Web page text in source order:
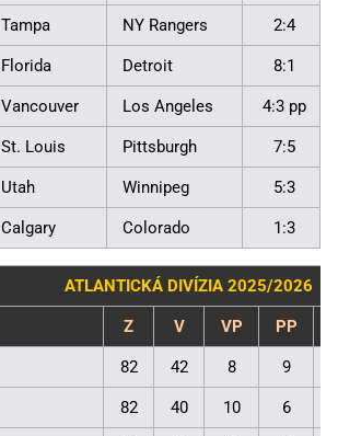
Tampa NY Rangers 2:4
Florida Detroit 8:1
Vancouver Los Angeles 4:3 pp
St. Louis Pittsburgh 7:5
Utah Winnipeg 5:3
Calgary Colorado 1:3
ATLANTICKÁ DIVÍZIA 2025/2026
Z V VP PP
82 42 8 9
82 40 10 6